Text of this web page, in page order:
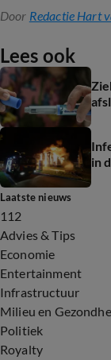
Door Redactie Hart
Lees ook
in
Laatste nieuws
112
Advies & Tips
Economie
Entertainment
Infrastructuur
Milieu en
Politiek
Royalty